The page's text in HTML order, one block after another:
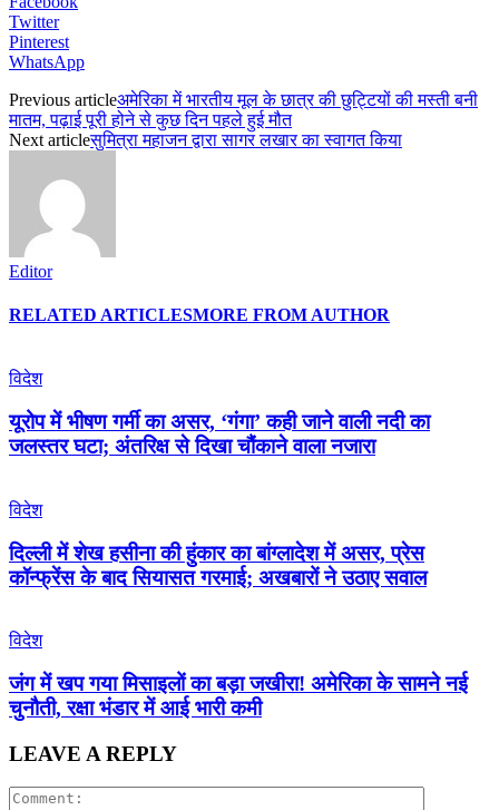
Twitter
Pinterest
WhatsApp
Previous articleअमेरिका में भारतीय मूल के छात्र की छुट्टियों की मस्ती बनी
मातम, पढ़ाई पूरी होने से कुछ दिन पहले हुई मौत
Next articleसुमित्रा महाजन द्वारा सागर लखार का स्वागत किया
Editor
RELATED ARTICLESMORE FROM AUTHOR
विदेश
यूरोप में भीषण गर्मी का असर, ‘गंगा’ कही जाने वाली नदी का
जलस्तर घटा; अंतरिक्ष से दिखा चौंकाने वाला नजारा
विदेश
दिल्ली में शेख हसीना की हुंकार का बांग्लादेश में असर, प्रेस
कॉन्फ्रेंस के बाद सियासत गरमाई; अखबारों ने उठाए सवाल
विदेश
जंग में खप गया मिसाइलों का बड़ा जखीरा! अमेरिका के सामने नई
चुनौती, रक्षा भंडार में आई भारी कमी
LEAVE A REPLY